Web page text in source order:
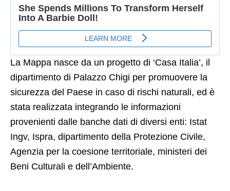
La Mappa nasce da un progetto di ‘Casa Italia’, il
dipartimento di Palazzo Chigi per promuovere la
sicurezza del Paese in caso di rischi naturali, ed è
stata realizzata integrando le informazioni
provenienti dalle banche dati di diversi enti: Istat
Ingv, Ispra, dipartimento della Protezione Civile,
Agenzia per la coesione territoriale, ministeri dei
Beni Culturali e dell’Ambiente.